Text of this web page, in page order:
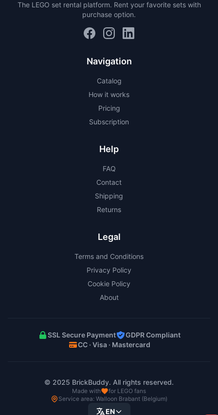
The LEGO set rental platform. Rent your favorite sets with
purchase option.
Navigation
Catalog
How it works
Pricing
Subscription
Help
FAQ
Contact
Shipping
Returns
Legal
Terms and Conditions
Privacy Policy
Cookie Policy
About
SSL Secure Payment
GDPR Compliant
CC · Visa · Mastercard
© 2025 BrickBuddy. All rights reserved.
Made with
for LEGO fans
Service area: Walloon Brabant (Belgium)
EN